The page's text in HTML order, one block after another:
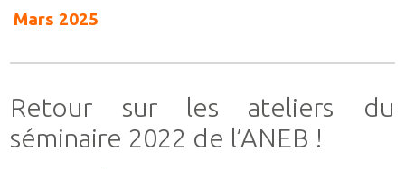
Mars 2025
Retour sur les ateliers du
séminaire 2022 de l’ANEB !